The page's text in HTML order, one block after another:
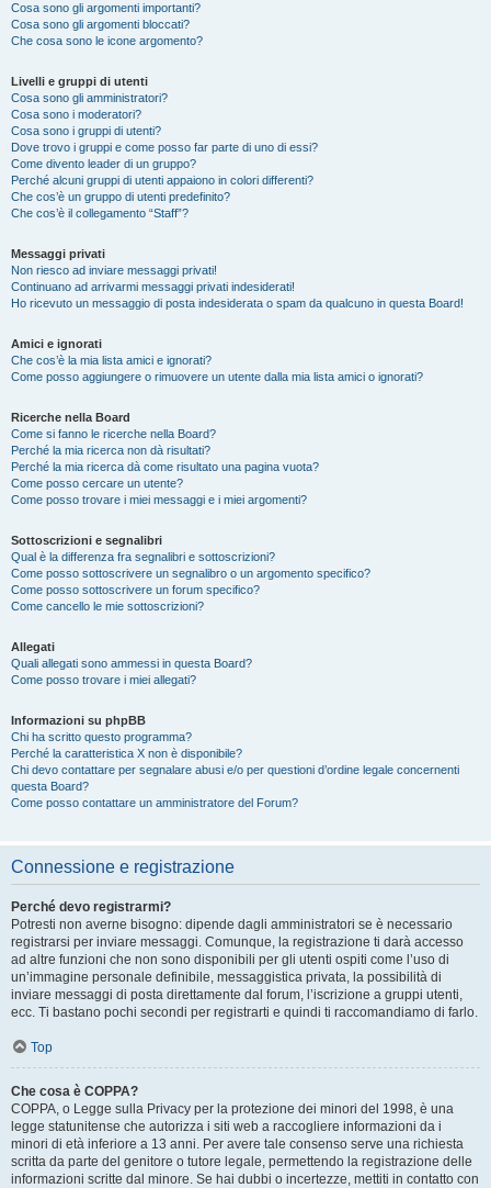
Cosa sono gli argomenti importanti?
Cosa sono gli argomenti bloccati?
Che cosa sono le icone argomento?
Livelli e gruppi di utenti
Cosa sono gli amministratori?
Cosa sono i moderatori?
Cosa sono i gruppi di utenti?
Dove trovo i gruppi e come posso far parte di uno di essi?
Come divento leader di un gruppo?
Perché alcuni gruppi di utenti appaiono in colori differenti?
Che cos’è un gruppo di utenti predefinito?
Che cos’è il collegamento “Staff”?
Messaggi privati
Non riesco ad inviare messaggi privati!
Continuano ad arrivarmi messaggi privati indesiderati!
Ho ricevuto un messaggio di posta indesiderata o spam da qualcuno in questa Board!
Amici e ignorati
Che cos’è la mia lista amici e ignorati?
Come posso aggiungere o rimuovere un utente dalla mia lista amici o ignorati?
Ricerche nella Board
Come si fanno le ricerche nella Board?
Perché la mia ricerca non dà risultati?
Perché la mia ricerca dà come risultato una pagina vuota?
Come posso cercare un utente?
Come posso trovare i miei messaggi e i miei argomenti?
Sottoscrizioni e segnalibri
Qual è la differenza fra segnalibri e sottoscrizioni?
Come posso sottoscrivere un segnalibro o un argomento specifico?
Come posso sottoscrivere un forum specifico?
Come cancello le mie sottoscrizioni?
Allegati
Quali allegati sono ammessi in questa Board?
Come posso trovare i miei allegati?
Informazioni su phpBB
Chi ha scritto questo programma?
Perché la caratteristica X non è disponibile?
Chi devo contattare per segnalare abusi e/o per questioni d’ordine legale concernenti
questa Board?
Come posso contattare un amministratore del Forum?
Connessione e registrazione
Perché devo registrarmi?
Potresti non averne bisogno: dipende dagli amministratori se è necessario
registrarsi per inviare messaggi. Comunque, la registrazione ti darà accesso
ad altre funzioni che non sono disponibili per gli utenti ospiti come l’uso di
un’immagine personale definibile, messaggistica privata, la possibilità di
inviare messaggi di posta direttamente dal forum, l’iscrizione a gruppi utenti,
ecc. Ti bastano pochi secondi per registrarti e quindi ti raccomandiamo di farlo.
Top
Che cosa è COPPA?
COPPA, o Legge sulla Privacy per la protezione dei minori del 1998, è una
legge statunitense che autorizza i siti web a raccogliere informazioni da i
minori di età inferiore a 13 anni. Per avere tale consenso serve una richiesta
scritta da parte del genitore o tutore legale, permettendo la registrazione delle
informazioni scritte dal minore. Se hai dubbi o incertezze, mettiti in contatto con